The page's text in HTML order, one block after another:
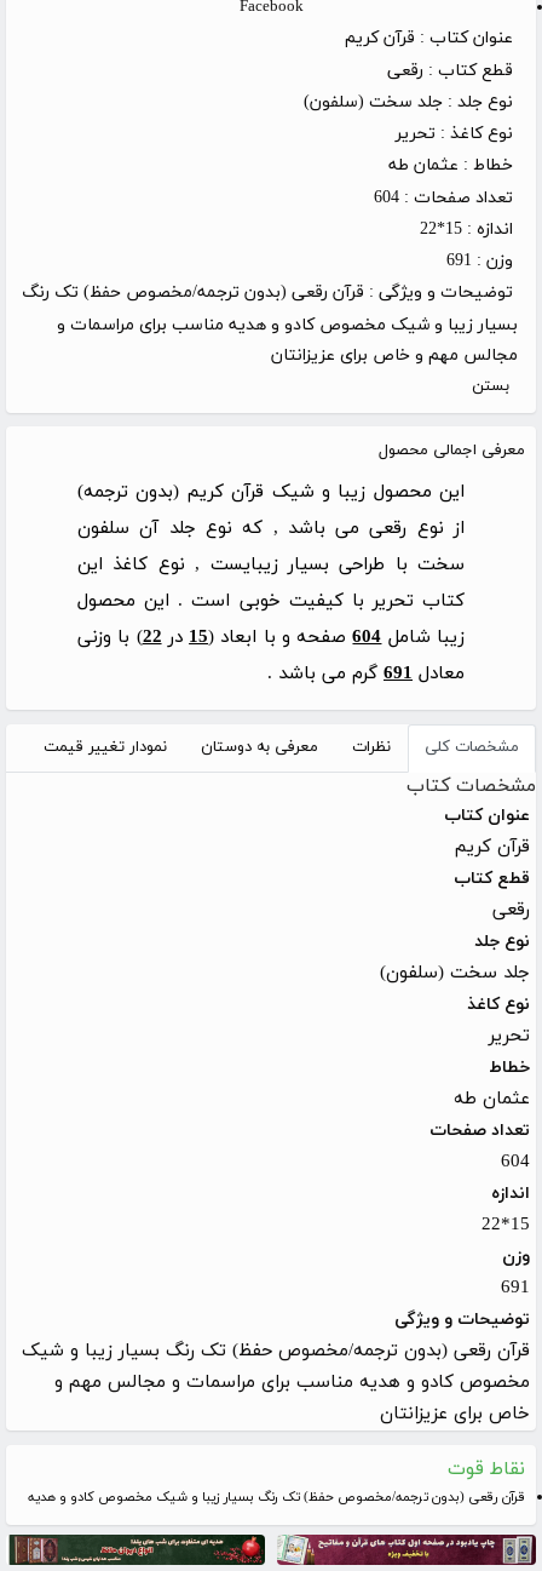
Facebook
عنوان کتاب : قرآن کریم
قطع کتاب : رقعی
نوع جلد : جلد سخت (سلفون)
نوع کاغذ : تحریر
خطاط : عثمان طه
تعداد صفحات : 604
اندازه : 15*22
وزن : 691
توضیحات و ویژگی : قرآن رقعی (بدون ترجمه/مخصوص حفظ) تک رنگ
بسیار زیبا و شیک مخصوص کادو و هدیه مناسب برای مراسمات و
مجالس مهم و خاص برای عزیزانتان
بستن
معرفی اجمالی محصول
این محصول زیبا و شیک قرآن کریم (بدون ترجمه)
از نوع رقعی می باشد , که نوع جلد آن سلفون
سخت با طراحی بسیار زیبایست , نوع کاغذ این
کتاب تحریر با کیفیت خوبی است . این محصول
زیبا شامل604صفحه و با ابعاد (15در22) با وزنی
معادل 691 گرم می باشد .
مشخصات کلی نظرات معرفی به دوستان نمودار تغییر قیمت
مشخصات کتاب
عنوان کتاب
قرآن کریم
قطع کتاب
رقعی
نوع جلد
جلد سخت (سلفون)
نوع کاغذ
تحریر
خطاط
عثمان طه
تعداد صفحات
604
اندازه
15*22
وزن
691
توضیحات و ویژگی
قرآن رقعی (بدون ترجمه/مخصوص حفظ) تک رنگ بسیار زیبا و شیک
مخصوص کادو و هدیه مناسب برای مراسمات و مجالس مهم و
خاص برای عزیزانتان
نقاط قوت
قرآن رقعی (بدون ترجمه/مخصوص حفظ) تک رنگ بسیار زیبا و شیک مخصوص کادو و هدیه